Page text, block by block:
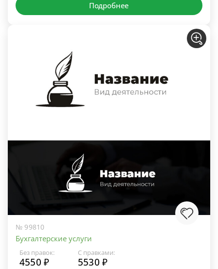
Подробнее
№ 99810
Бухгалтерские услуги
Без правок:
4550 ₽
С правками:
5530 ₽